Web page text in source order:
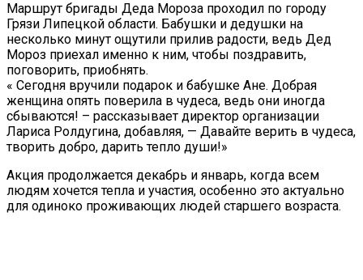
Маршрут бригады Деда Мороза проходил по городу
Грязи Липецкой области. Бабушки и дедушки на
несколько минут ощутили прилив радости, ведь Дед
Мороз приехал именно к ним, чтобы поздравить,
поговорить, приобнять.
« Сегодня вручили подарок и бабушке Ане. Добрая
женщина опять поверила в чудеса, ведь они иногда
сбываются! – рассказывает директор организации
Лариса Ролдугина, добавляя, — Давайте верить в чудеса,
творить добро, дарить тепло души!»
Акция продолжается декабрь и январь, когда всем
людям хочется тепла и участия, особенно это актуально
для одиноко проживающих людей старшего возраста.